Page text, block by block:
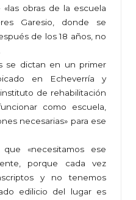
obras de la escuela
Garesio, donde se
de los 18 años, no
se dictan en un primer
en Echeverría y
de rehabilitación
como escuela,
necesarias» para ese
«necesitamos ese
porque cada vez
y no tenemos
edilicio del lugar es